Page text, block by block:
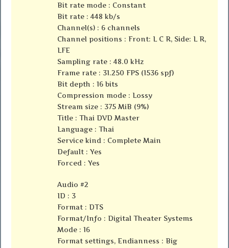
Bit rate mode : Constant
Bit rate : 448 kb/s
Channel(s) : 6 channels
Channel positions : Front: L C R, Side: L R,
LFE
Sampling rate : 48.0 kHz
Frame rate : 31.250 FPS (1536 spf)
Bit depth : 16 bits
Compression mode : Lossy
Stream size : 375 MiB (9%)
Title : Thai DVD Master
Language : Thai
Service kind : Complete Main
Default : Yes
Forced : Yes
Audio #2
ID : 3
Format : DTS
Format/Info : Digital Theater Systems
Mode : 16
Format settings, Endianness : Big